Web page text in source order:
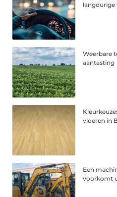
Weerbare
aantasting
vloeren in
Een
voorkomt